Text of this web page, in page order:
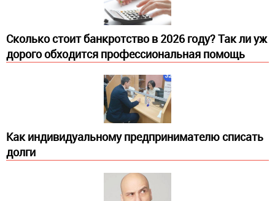
Сколько стоит банкротство в 2026 году? Так ли уж
дорого обходится профессиональная помощь
Как индивидуальному предпринимателю списать
долги